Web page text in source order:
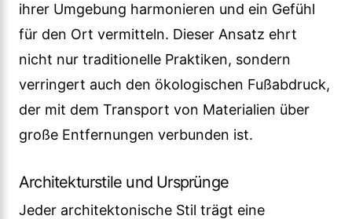
ihrer Umgebung harmonieren und ein Gefühl
für den Ort vermitteln. Dieser Ansatz ehrt
nicht nur traditionelle Praktiken, sondern
verringert auch den ökologischen Fußabdruck,
der mit dem Transport von Materialien über
große Entfernungen verbunden ist.
Architekturstile und Ursprünge
Jeder architektonische Stil trägt eine